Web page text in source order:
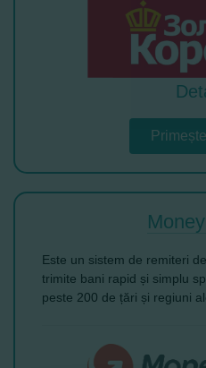
Este un sistem de remiteri
trimite bani rapid și simplu
peste 200 de țări și regiuni